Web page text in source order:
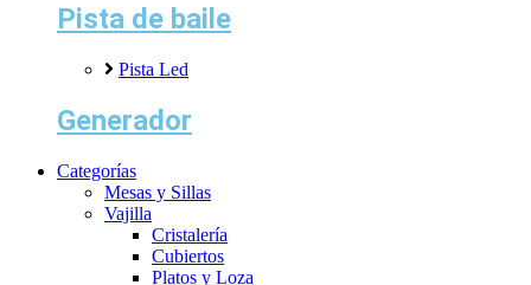
Pista de baile
Pista Led
Generador
Categorías
Mesas y Sillas
Vajilla
Cristalería
Cubiertos
Platos y Loza